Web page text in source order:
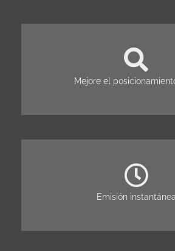
Mejore el
Emisión instantánea